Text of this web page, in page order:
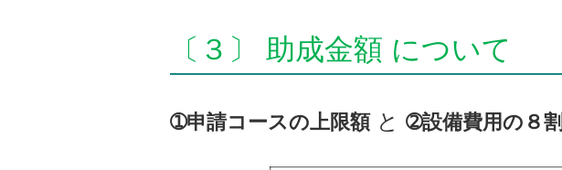
〔３〕 助成金額 について
➀申請コースの上限額と➁設備費用の８割